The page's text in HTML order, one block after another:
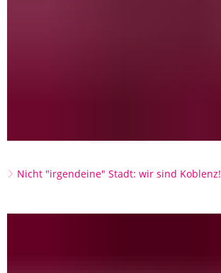
Nicht "irgendeine" Stadt: wir sind Koblenz!